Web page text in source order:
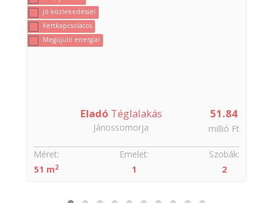
Jó közlekedéssel
Kertkapcsolatos
Megújuló energia!
51.84
millió Ft
Eladó Téglalakás
Jánossomorja
Szobák:
2
Méret:
51 m2
Emelet:
1